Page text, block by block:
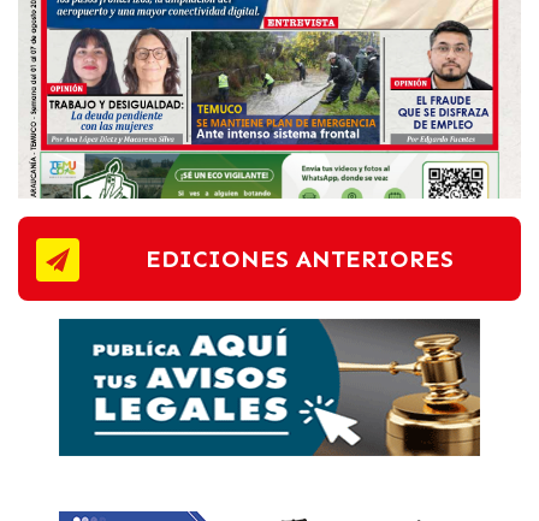
EDICIONES ANTERIORES